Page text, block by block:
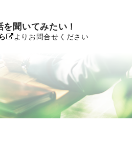
を聞いてみたい！
よりお問合せください